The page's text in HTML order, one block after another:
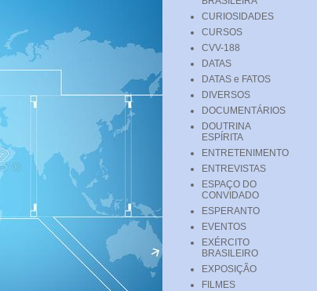
CURIOSIDADES
CURSOS
CVV-188
DATAS
DATAS e FATOS
DIVERSOS
DOCUMENTÁRIOS
DOUTRINA
ESPÍRITA
ENTRETENIMENTO
ENTREVISTAS
ESPAÇO DO
CONVIDADO
ESPERANTO
EVENTOS
EXÉRCITO
BRASILEIRO
EXPOSIÇÃO
FILMES